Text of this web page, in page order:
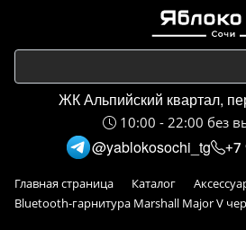
ЖК Альпийский квартал,
10:00 - 22:00 без
@yablokosochi_tg +7
Главная страница Каталог
Bluetooth-гарнитура Marshall Major V